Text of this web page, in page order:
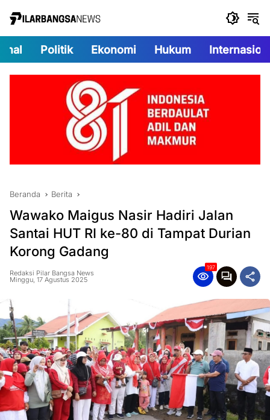
Politik Ekonomi Hukum
Beranda Berita
Wawako Maigus Nasir Hadiri Jalan
Santai HUT RI ke-80 di Tampat Durian
Korong Gadang
Redaksi Pilar Bangsa News
Minggu, 17 Agustus 2025
197